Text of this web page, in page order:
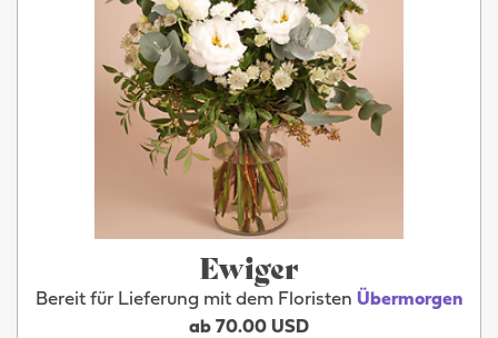
Ewiger
Bereit für Lieferung mit dem Floristen Übermorgen
ab 70.00 USD